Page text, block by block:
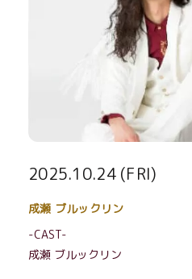
2025.10.24 (FRI)
成瀬 ブルックリン
-CAST-
成瀬 ブルックリン